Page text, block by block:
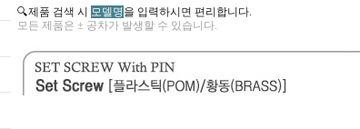
🔍제품 검색 시 모델명을 입력하시면 편리합니다.
모든 제품은 ± 공차가 발생할 수 있습니다.